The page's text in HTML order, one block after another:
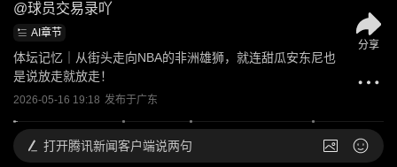
@球员交易录吖
AI章节
体坛记忆｜从街头走向NBA的非洲雄狮，就连甜瓜安东尼也
是说放走就放走！
2026-05-16 19:18 发布于广东
分享
打开腾讯新闻客户端说两句